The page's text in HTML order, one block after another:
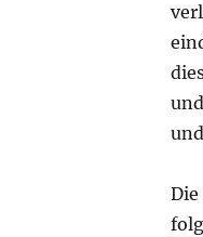
KONTRASTE